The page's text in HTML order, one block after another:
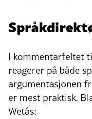
I kommentarfeltet
reagerer på både
argumentasjonen
er mest praktisk.
Wetås: